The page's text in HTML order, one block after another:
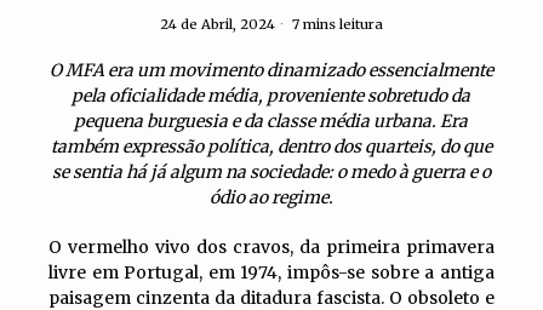
24 de Abril, 2024 7 mins leitura
O MFA era um movimento dinamizado essencialmente
pela oficialidade média, proveniente sobretudo da
pequena burguesia e da classe média urbana. Era
também expressão política, dentro dos quarteis, do que
se sentia há já algum na sociedade: o medo à guerra e o
ódio ao regime.
O vermelho vivo dos cravos, da primeira primavera
livre em Portugal, em 1974, impôs-se sobre a antiga
paisagem cinzenta da ditadura fascista. O obsoleto e